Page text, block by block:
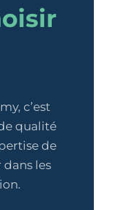
c’est
qualité
de
les